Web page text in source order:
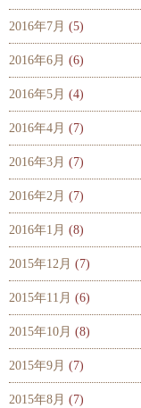
2016年7月 (5)
2016年6月 (6)
2016年5月 (4)
2016年4月 (7)
2016年3月 (7)
2016年2月 (7)
2016年1月 (8)
2015年12月 (7)
2015年11月 (6)
2015年10月 (8)
2015年9月 (7)
2015年8月 (7)